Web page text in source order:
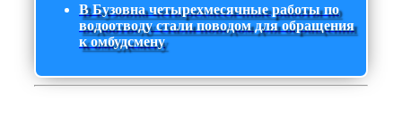
В Бузовна четырехмесячные работы по
водоотводу стали поводом для обращения
к омбудсмену